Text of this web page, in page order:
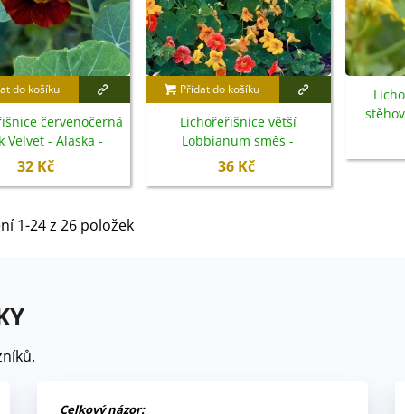
do košíku
červenočerná
Velvet - Alaska -
nanum -
32 Kč
Přidat do košíku
Lichořeřišnice větší
Lobbianum směs -
Tropaeolum majus - semena
36 Kč
1-24 z 26 položek
Celkový názor: